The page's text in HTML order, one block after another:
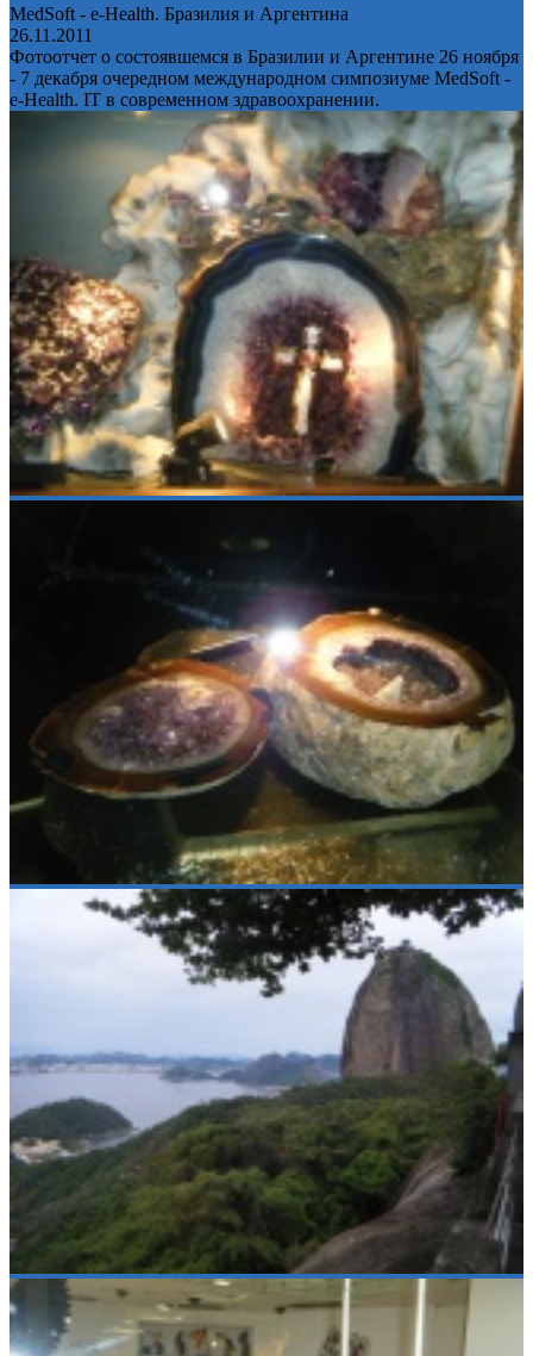
MedSoft - e-Health. Бразилия и Аргентина
26.11.2011
Фотоотчет о состоявшемся в Бразилии и Аргентине 26 ноября
- 7 декабря очередном международном симпозиуме MedSoft -
e-Health. IT в современном здравоохранении.